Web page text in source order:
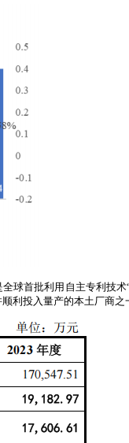
首批利用自主专利技术
利投入量产的本土厂商之